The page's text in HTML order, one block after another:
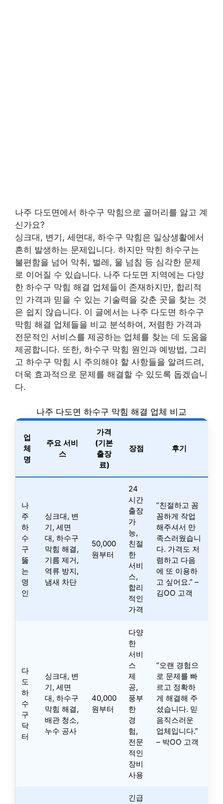
나주 다도면에서 하수구 막힘으로 골머리를 앓고 계
신가요?
싱크대, 변기, 세면대, 하수구 막힘은 일상생활에서
흔히 발생하는 문제입니다. 하지만 막힌 하수구는
불편함을 넘어 악취, 벌레, 물 넘침 등 심각한 문제
로 이어질 수 있습니다. 나주 다도면 지역에는 다양
한 하수구 막힘 해결 업체들이 존재하지만, 합리적
인 가격과 믿을 수 있는 기술력을 갖춘 곳을 찾는 것
은 쉽지 않습니다. 이 글에서는 나주 다도면 하수구
막힘 해결 업체들을 비교 분석하여, 저렴한 가격과
전문적인 서비스를 제공하는 업체를 찾는 데 도움을
제공합니다. 또한, 하수구 막힘 원인과 예방법, 그리
고 하수구 막힘 시 주의해야 할 사항들을 알려드려,
더욱 효과적으로 문제를 해결할 수 있도록 돕겠습니
다.
나주 다도면 하수구 막힘 해결 업체 비교
업
체
명
주요 서비
스
가격
(기본
출장
료)
장점 후기
나
주
하
수
구
뚫
는
명
인
싱크대, 변
기, 세면
대, 하수구
막힘 해결,
기름 제거,
역류 방지,
냄새 차단
50,000
원부터
24
시간
출장
가
능,
친절
한
서비
스,
합리
적인
가격
“친절하고 꼼
꼼하게 작업
해주셔서 만
족스러웠습니
다. 가격도 저
렴하고 다음
에 또 이용하
고 싶어요.” –
김OO 고객
다
도
하
수
구
닥
터
싱크대, 변
기, 세면
대, 하수구
막힘 해결,
배관 청소,
누수 공사
40,000
원부터
다양
한
서비
스
제
공,
풍부
한
경
험,
전문
적인
장비
사용
“오랜 경험으
로 문제를 빠
르고 정확하
게 해결해 주
셨습니다. 믿
음직스러운
업체입니다.”
– 박OO 고객
긴급